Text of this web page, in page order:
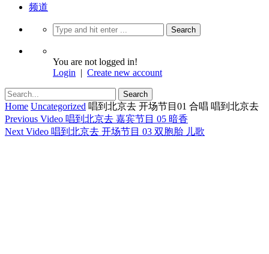
频道
You are not logged in!
Login | Create new account
Home Uncategorized 唱到北京去 开场节目01 合唱 唱到北京去
Previous Video 唱到北京去 嘉宾节目 05 暗香
Next Video 唱到北京去 开场节目 03 双胞胎 儿歌